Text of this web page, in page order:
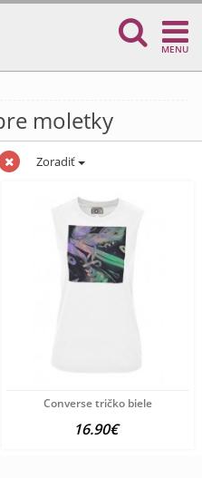
MENU
moletky
Zoradiť
Converse tričko biele
16.90€